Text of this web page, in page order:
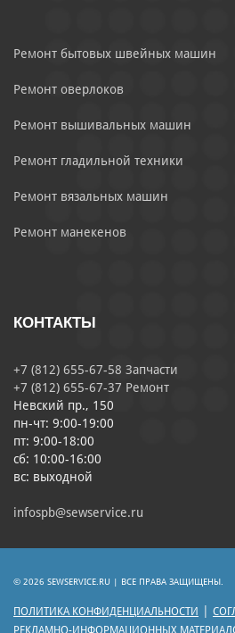
Ремонт бытовых швейных машин
Ремонт оверлоков
Ремонт вышивальных машин
Ремонт гладильной техники
Ремонт вязальных машин
Ремонт манекенов
КОНТАКТЫ
+7 (812) 655-67-58 Запчасти
+7 (812) 655-67-37 Ремонт
Невский пр., 150
пн-чт: 9:00-19:00
пт: 9:00-18:00
сб: 10:00-16:00
вс: выходной
infospb@sewservice.ru
© 2026 SEWSERVICE.RU | ВСЕ ПРАВА ЗАЩИЩЕНЫ.
ПОЛИТИКА КОНФИДЕНЦИАЛЬНОСТИ
РЕКЛАМНО-ИНФОРМАЦИОННЫХ